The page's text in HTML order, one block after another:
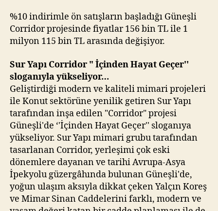
%10 indirimle ön satışların başladığı Güneşli
Corridor projesinde fiyatlar 156 bin TL ile 1
milyon 115 bin TL arasında değişiyor.
Sur Yapı Corridor " İçinden Hayat Geçer''
sloganıyla yükseliyor…
Geliştirdiği modern ve kaliteli mimari projeleri
ile Konut sektörüne yenilik getiren Sur Yapı
tarafından inşa edilen "Corridor" projesi
Güneşli'de ‘'İçinden Hayat Geçer'' sloganıya
yükseliyor. Sur Yapı mimari grubu tarafından
tasarlanan Corridor, yerleşimi çok eski
dönemlere dayanan ve tarihi Avrupa-Asya
İpekyolu güzergâhında bulunan Güneşli'de,
yoğun ulaşım aksıyla dikkat çeken Yalçın Koreş
ve Mimar Sinan Caddelerini farklı, modern ve